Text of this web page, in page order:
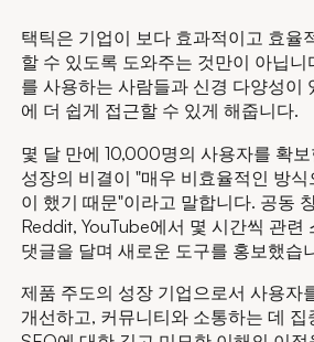
택틱은 기업이 보다 효과적이고 효율
할 수 있도록 도와주는 것만이 아닙니
를 사용하는 사람들과 신경 다양성이
에 더 쉽게 접근할 수 있게 해줍니다.
몇 달 만에 10,000명의 사용자를 확
성장의 비결이 "매우 비효율적인 방
이 했기 때문"이라고 말합니다. 공동
Reddit, YouTube에서 몇 시간씩 관련
댓글을 달며 새로운 도구를 홍보했습
제품 주도의 성장 기업으로서 사용자
개선하고, 커뮤니티와 소통하는 데